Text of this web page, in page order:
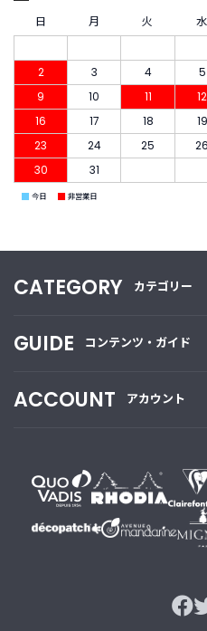
日 月 火 水
2
3 4 5
9
10 11 12
16
17 18 19
23
24 25 26
30
31
■ 今日 ■ 非営業日
CATEGORY カテゴリー
GUIDE コンテンツ・ガイド
ACCOUNT アカウント